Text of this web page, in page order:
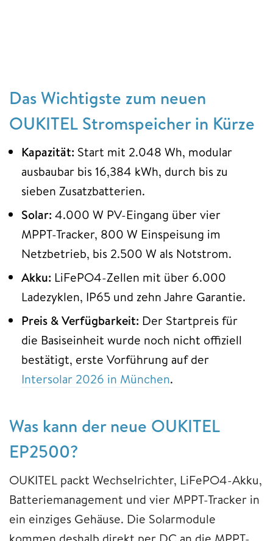
Das Wichtigste zum neuen
OUKITEL Stromspeicher in Kürze
Kapazität: Start mit 2.048 Wh, modular
ausbaubar bis 16,384 kWh, durch bis zu
sieben Zusatzbatterien.
Solar: 4.000 W PV-Eingang über vier
MPPT-Tracker, 800 W Einspeisung im
Netzbetrieb, bis 2.500 W als Notstrom.
Akku: LiFePO4-Zellen mit über 6.000
Ladezyklen, IP65 und zehn Jahre Garantie.
Preis & Verfügbarkeit: Der Startpreis für
die Basiseinheit wurde noch nicht offiziell
bestätigt, erste Vorführung auf der
Intersolar 2026 in München.
Was kann der neue OUKITEL
EP2500?
OUKITEL packt Wechselrichter, LiFePO4-Akku,
Batteriemanagement und vier MPPT-Tracker in
ein einziges Gehäuse. Die Solarmodule